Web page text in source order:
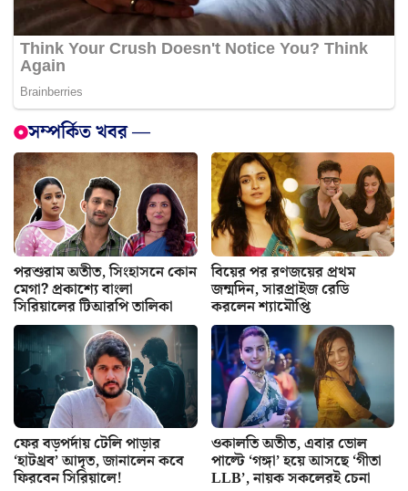
সম্পর্কিত খবর —
পরশুরাম অতীত, সিংহাসনে কোন
মেগা? প্রকাশ্যে বাংলা
সিরিয়ালের টিআরপি তালিকা
বিয়ের পর রণজয়ের প্রথম
জন্মদিন, সারপ্রাইজ রেডি
করলেন শ্যামৌপ্তি
ফের বড়পর্দায় টেলি পাড়ার
‘হাটথ্রব’ আদৃত, জানালেন কবে
ফিরবেন সিরিয়ালে!
ওকালতি অতীত, এবার ভোল
পাল্টে ‘গঙ্গা’ হয়ে আসছে ‘গীতা
LLB’, নায়ক সকলেরই চেনা